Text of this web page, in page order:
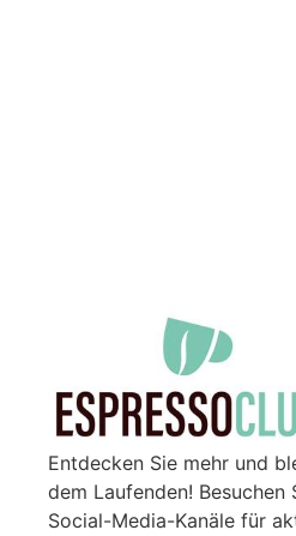
Entdecken Sie mehr und
dem Laufenden! Besuchen
Social-Media-Kanäle für